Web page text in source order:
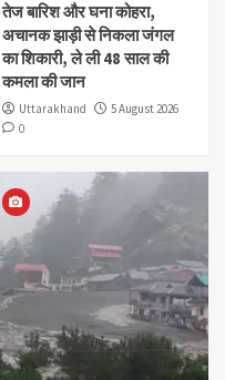
तेज बारिश और घना कोहरा,
अचानक झाड़ी से निकला जंगल
का शिकारी, ले ली 48 साल की
कमला की जान
Uttarakhand
5 August 2026
0